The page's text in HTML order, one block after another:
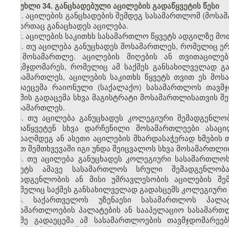
მუხლი 34. განცხადებული აცილების გადაწყვეტის წესი
1. აცილების განცხადების შემდეგ სასამართლომ
მიმართაც განაცხადეს აცილება.
2. აცილების საკითხს სასამართლო წყვეტს ადგილზე
3. თუ აცილება განუცხადეს მოსამართლეს, რომელიც
ეს მოსამართლე. აცილების მიღების ან
თავმჯდომარეს, რომელიც ამ საქმეს განსახილველად
მოსამართლეს, აცილების საკითხს წყვეტს თვით ეს
გადაეცემა რაიონული (საქალაქო) სასამართლოს
საქმის გადაცემა სხვა მაგისტრატი
მოსამართლეს.
4. თუ აცილება განუცხადეს კოლეგიური
გადაწყვეტენ სხვა დარჩენილი მოსამართლეები
წინააღმდეგ ან ასეთი აცილების მხარდასაჭერად
ასეთ შემთხვევაში იგი უნდა შეიცვალოს სხვა
5. თუ აცილება განუცხადეს კოლეგიური
წყვეტს ამავე სასამართლოს სრული
შემადგენლობის ან მისი უმრავლესობის აცილების
რომელიც საქმეს განსახილველად გადასცემს
6. საქართველოს უზენაესი სასამართლოს
სასამართლოების პალატების ან სააპელაციო
საქმე გადაეცემა ამ სასამართლოების